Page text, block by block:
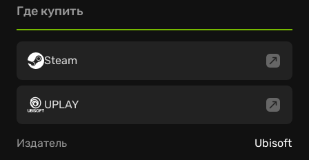
Где купить
Steam
UPLAY
Издатель Ubisoft